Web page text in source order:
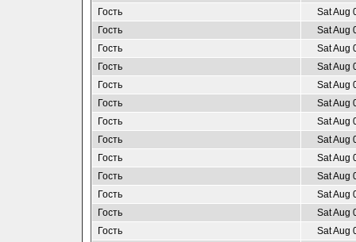
Гость
Sat Aug
Гость
Sat Aug
Гость
Sat Aug
Гость
Sat Aug
Гость
Sat Aug
Гость
Sat Aug
Гость
Sat Aug
Гость
Sat Aug
Гость
Sat Aug
Гость
Sat Aug
Гость
Sat Aug
Гость
Sat Aug
Гость
Sat Aug